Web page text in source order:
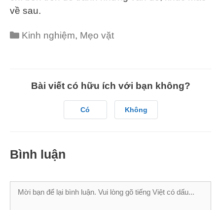
về sau.
Categories
Kinh nghiệm, Mẹo vặt
Bài viết có hữu ích với bạn không?
Có Không
Bình luận
Bình